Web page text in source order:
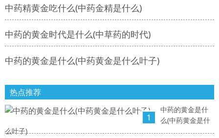
中药精黄金吃什么(中药金精是什么)
中药的黄金时代是什么(中草药的时代)
中药的黄金是什么(中药黄金是什么叶子)
热点推荐
1
中药的黄金是什
么(中药黄金是什
么叶子)